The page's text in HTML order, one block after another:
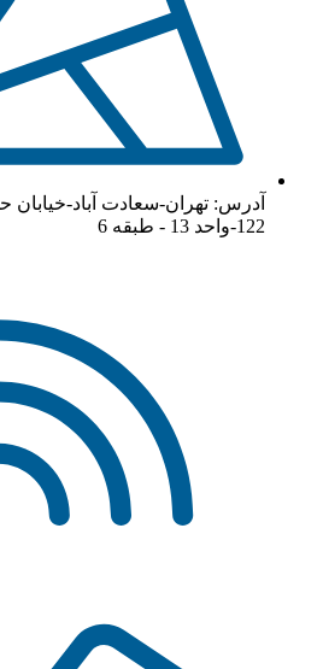
آدرس: تهران-سعادت آباد-
122-واحد 13 - طبقه 6